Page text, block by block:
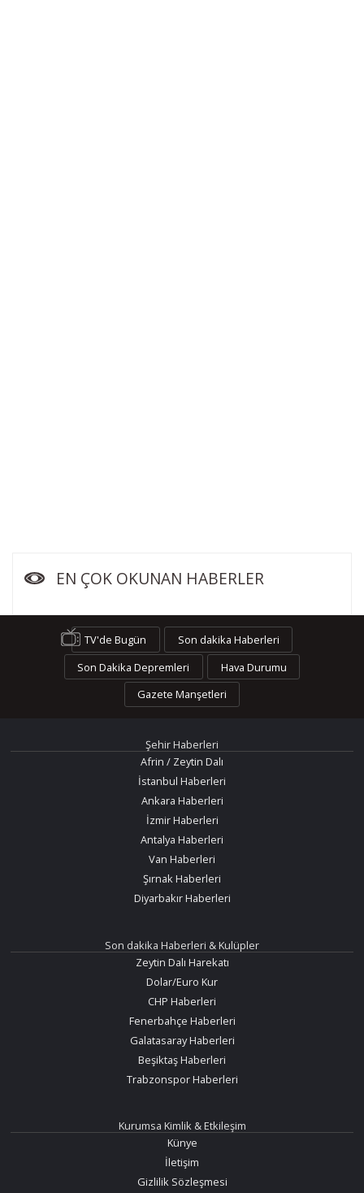
EN ÇOK OKUNAN HABERLER
TV'de Bugün
Son dakika Haberleri
Son Dakika Depremleri
Hava Durumu
Gazete Manşetleri
Şehir Haberleri
Afrin / Zeytin Dalı
İstanbul Haberleri
Ankara Haberleri
İzmir Haberleri
Antalya Haberleri
Van Haberleri
Şırnak Haberleri
Diyarbakır Haberleri
Son dakika Haberleri & Kulüpler
Zeytin Dalı Harekatı
Dolar/Euro Kur
CHP Haberleri
Fenerbahçe Haberleri
Galatasaray Haberleri
Beşiktaş Haberleri
Trabzonspor Haberleri
Kurumsa Kimlik & Etkileşim
Künye
İletişim
Gizlilik Sözleşmesi